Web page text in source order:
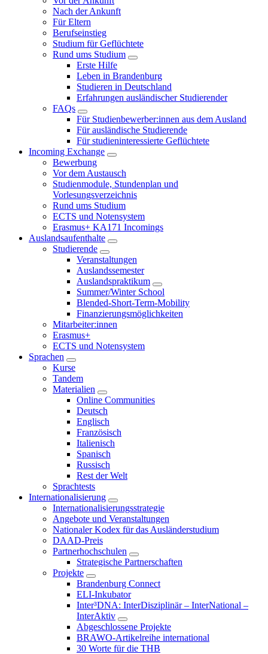
Nach der Ankunft
Für Eltern
Berufseinstieg
Studium für Geflüchtete
Rund ums Studium
Erste Hilfe
Leben in Brandenburg
Studieren in Deutschland
Erfahrungen ausländischer Studierender
FAQs
Für Studienbewerber:innen aus dem Ausland
Für ausländische Studierende
Für studieninteressierte Geflüchtete
Incoming Exchange
Bewerbung
Vor dem Austausch
Studienmodule, Stundenplan und
Vorlesungsverzeichnis
Rund ums Studium
ECTS und Notensystem
Erasmus+ KA171 Incomings
Auslandsaufenthalte
Studierende
Veranstaltungen
Auslandssemester
Auslandspraktikum
Summer/Winter School
Blended-Short-Term-Mobility
Finanzierungsmöglichkeiten
Mitarbeiter:innen
Erasmus+
ECTS und Notensystem
Sprachen
Kurse
Tandem
Materialien
Online Communities
Deutsch
Englisch
Französisch
Italienisch
Spanisch
Russisch
Rest der Welt
Sprachtests
Internationalisierung
Internationalisierungsstrategie
Angebote und Veranstaltungen
Nationaler Kodex für das Ausländerstudium
DAAD-Preis
Partnerhochschulen
Strategische Partnerschaften
Projekte
Brandenburg Connect
ELI-Inkubator
Inter³DNA: InterDisziplinär – InterNational –
InterAktiv
Abgeschlossene Projekte
BRAWO-Artikelreihe international
30 Worte für die THB